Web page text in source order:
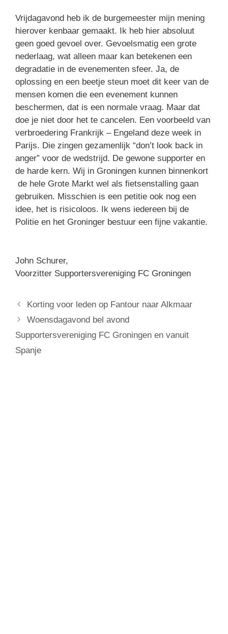
Vrijdagavond heb ik de burgemeester mijn mening
hierover kenbaar gemaakt. Ik heb hier absoluut
geen goed gevoel over. Gevoelsmatig een grote
nederlaag, wat alleen maar kan betekenen een
degradatie in de evenementen sfeer. Ja, de
oplossing en een beetje steun moet dit keer van de
mensen komen die een evenement kunnen
beschermen, dat is een normale vraag. Maar dat
doe je niet door het te cancelen. Een voorbeeld van
verbroedering Frankrijk – Engeland deze week in
Parijs. Die zingen gezamenlijk “don’t look back in
anger” voor de wedstrijd. De gewone supporter en
de harde kern. Wij in Groningen kunnen binnenkort
de hele Grote Markt wel als fietsenstalling gaan
gebruiken. Misschien is een petitie ook nog een
idee, het is risicoloos. Ik wens iedereen bij de
Politie en het Groninger bestuur een fijne vakantie.
John Schurer,
Voorzitter Supportersvereniging FC Groningen
Korting voor leden op Fantour naar Alkmaar
Woensdagavond bel avond
Supportersvereniging FC Groningen en vanuit
Spanje